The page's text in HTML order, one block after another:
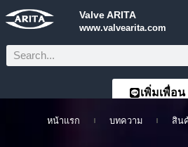
Valve ARITA
www.valvearita.com
เพิ่มเพื่อน
หน้าแรก บทความ สิน